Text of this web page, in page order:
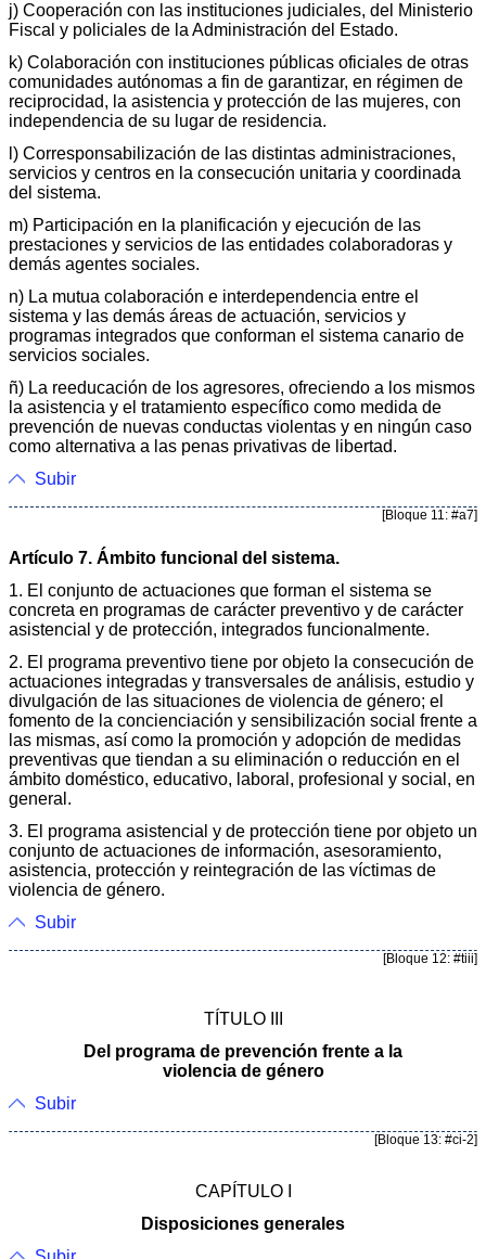
j) Cooperación con las instituciones judiciales, del Ministerio
Fiscal y policiales de la Administración del Estado.
k) Colaboración con instituciones públicas oficiales de otras
comunidades autónomas a fin de garantizar, en régimen de
reciprocidad, la asistencia y protección de las mujeres, con
independencia de su lugar de residencia.
l) Corresponsabilización de las distintas administraciones,
servicios y centros en la consecución unitaria y coordinada
del sistema.
m) Participación en la planificación y ejecución de las
prestaciones y servicios de las entidades colaboradoras y
demás agentes sociales.
n) La mutua colaboración e interdependencia entre el
sistema y las demás áreas de actuación, servicios y
programas integrados que conforman el sistema canario de
servicios sociales.
ñ) La reeducación de los agresores, ofreciendo a los mismos
la asistencia y el tratamiento específico como medida de
prevención de nuevas conductas violentas y en ningún caso
como alternativa a las penas privativas de libertad.
Subir
[Bloque 11: #a7]
Artículo 7. Ámbito funcional del sistema.
1. El conjunto de actuaciones que forman el sistema se
concreta en programas de carácter preventivo y de carácter
asistencial y de protección, integrados funcionalmente.
2. El programa preventivo tiene por objeto la consecución de
actuaciones integradas y transversales de análisis, estudio y
divulgación de las situaciones de violencia de género; el
fomento de la concienciación y sensibilización social frente a
las mismas, así como la promoción y adopción de medidas
preventivas que tiendan a su eliminación o reducción en el
ámbito doméstico, educativo, laboral, profesional y social, en
general.
3. El programa asistencial y de protección tiene por objeto un
conjunto de actuaciones de información, asesoramiento,
asistencia, protección y reintegración de las víctimas de
violencia de género.
Subir
[Bloque 12: #tiii]
TÍTULO III
Del programa de prevención frente a la
violencia de género
Subir
[Bloque 13: #ci-2]
CAPÍTULO I
Disposiciones generales